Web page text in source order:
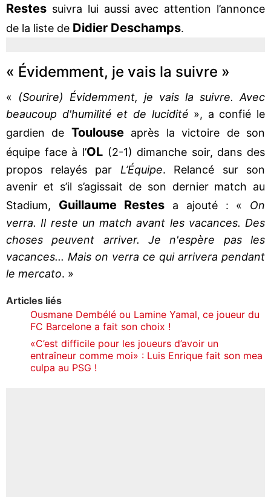
Restes suivra lui aussi avec attention l’annonce
de la liste de Didier Deschamps.
« Évidemment, je vais la suivre »
« (Sourire) Évidemment, je vais la suivre. Avec
beaucoup d'humilité et de lucidité », a confié le
gardien de Toulouseaprès la victoire de son
équipe face à l’OL(2-1) dimanche soir, dans des
propos relayés par L’Équipe. Relancé sur son
avenir et s’il s’agissait de son dernier match au
Stadium, Guillaume Restes a ajouté : « On
verra. Il reste un match avant les vacances. Des
choses peuvent arriver. Je n'espère pas les
vacances... Mais on verra ce qui arrivera pendant
le mercato. »
Articles liés
Ousmane Dembélé ou Lamine Yamal, ce joueur du
FC Barcelone a fait son choix !
«C’est difficile pour les joueurs d’avoir un
entraîneur comme moi» : Luis Enrique fait son mea
culpa au PSG !